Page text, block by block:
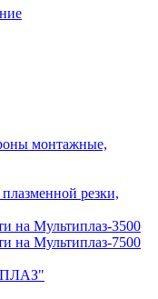
монтажные,
резки,
на Мультиплаз-3500
на Мультиплаз-7500